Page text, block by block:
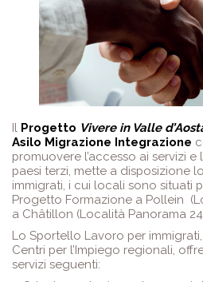
Il Progetto Vivere in Valle
Asilo Migrazione Integrazione
promuovere l’accesso ai servizi
paesi terzi, mette a disposizione
immigrati, i cui locali sono situati
Progetto Formazione a Pollein
a Châtillon (Località Panorama
Lo Sportello Lavoro per
Centri per l’Impiego regionali,
servizi seguenti: